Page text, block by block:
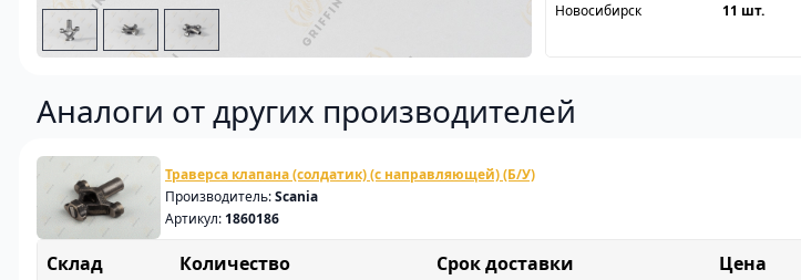
Новосибирск
11 шт.
Аналоги от других производителей
Траверса клапана (солдатик) (с направляющей) (Б/У)
Производитель:Scania
Артикул: 1860186
Склад Срок доставки Цена